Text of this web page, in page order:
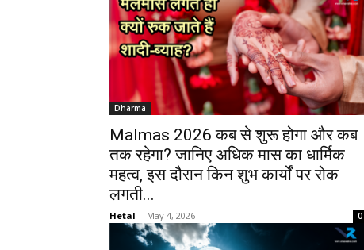
Dharma
Malmas 2026 कब से शुरू होगा और कब
तक रहेगा? जानिए अधिक मास का धार्मिक
महत्व, इस दौरान किन शुभ कार्यों पर रोक
लगती...
Hetal - May 4, 2026 0